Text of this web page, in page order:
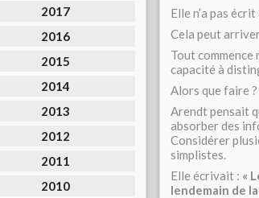
2017
2016
2015
2014
2013
2012
2011
2010
Elle n’a pas
Cela peut
Tout
capacité à
Alors que faire ?
Arendt pensait
absorber des
Considérer
simplistes.
Elle écrivait : «
lendemain de